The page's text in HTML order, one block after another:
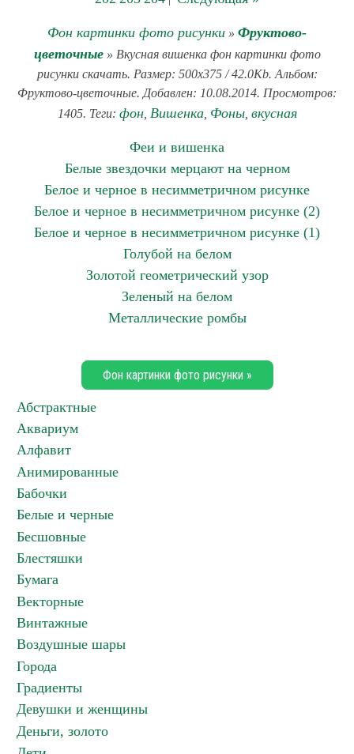
Фон картинки фото рисунки » Фруктово-
цветочные» Вкусная вишенка фон картинки фото
рисунки скачать. Размер: 500x375 / 42.0Kb. Альбом:
Фруктово-цветочные. Добавлен: 10.08.2014. Просмотров:
1405. Теги: фон, Вишенка, Фоны, вкусная
Феи и вишенка
Белые звездочки мерцают на черном
Белое и черное в несимметричном рисунке
Белое и черное в несимметричном рисунке (2)
Белое и черное в несимметричном рисунке (1)
Голубой на белом
Золотой геометрический узор
Зеленый на белом
Металлические ромбы
Фон картинки фото рисунки »
Абстрактные
Аквариум
Алфавит
Анимированные
Бабочки
Белые и черные
Бесшовные
Блестяшки
Бумага
Векторные
Винтажные
Воздушные шары
Города
Градиенты
Девушки и женщины
Деньги, золото